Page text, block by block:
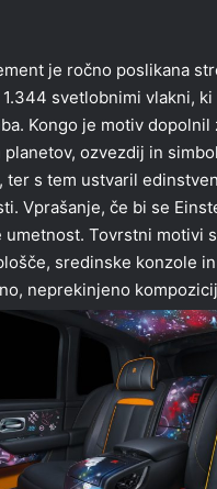
je ročno poslikana
svetlobnimi vlakni,
Kongo je motiv dopolnil
planetov, ozvezdij in
ter s tem ustvaril
Vprašanje, če bi se
umetnost. Tovrstni motivi
sredinske konzole
neprekinjeno